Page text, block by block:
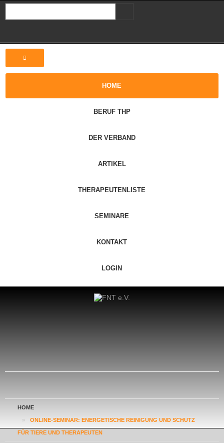
HOME
BERUF THP
DER VERBAND
ARTIKEL
THERAPEUTENLISTE
SEMINARE
KONTAKT
LOGIN
HOME
» ONLINE-SEMINAR: ENERGETISCHE REINIGUNG UND SCHUTZ
FÜR TIERE UND THERAPEUTEN